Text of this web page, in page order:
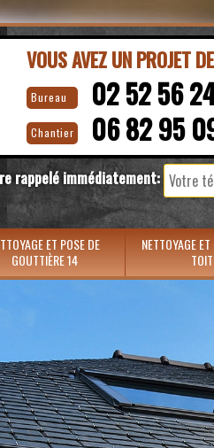
VOUS AVEZ UN PROJET
Bureau 02 52 56
Chantier 06 82 95
rappelé immédiatement:
ET POSE DE
GOUTTIÈRE 14
NETTOYAGE